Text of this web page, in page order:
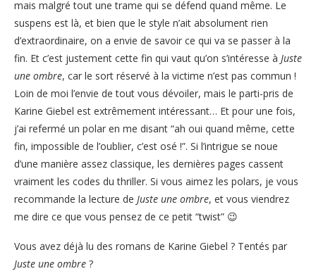
mais malgré tout une trame qui se défend quand même. Le
suspens est là, et bien que le style n’ait absolument rien
d’extraordinaire, on a envie de savoir ce qui va se passer à la
fin. Et c’est justement cette fin qui vaut qu’on s’intéresse à Juste
une ombre, car le sort réservé à la victime n’est pas commun !
Loin de moi l’envie de tout vous dévoiler, mais le parti-pris de
Karine Giebel est extrêmement intéressant… Et pour une fois,
j’ai refermé un polar en me disant “ah oui quand même, cette
fin, impossible de l’oublier, c’est osé !”. Si l’intrigue se noue
d’une manière assez classique, les dernières pages cassent
vraiment les codes du thriller. Si vous aimez les polars, je vous
recommande la lecture de Juste une ombre, et vous viendrez
me dire ce que vous pensez de ce petit “twist” 😉
Vous avez déjà lu des romans de Karine Giebel ? Tentés par
Juste une ombre ?